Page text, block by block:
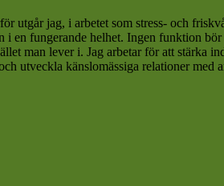
utgår jag, i arbetet som stress- och
en fungerande helhet. Ingen funktion
man lever i. Jag arbetar för att stärka
utveckla känslomässiga relationer med